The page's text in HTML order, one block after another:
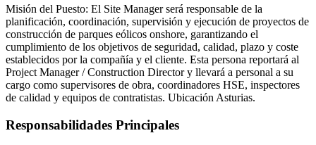
Misión del Puesto: El Site Manager será responsable de la
planificación, coordinación, supervisión y ejecución de proyectos de
construcción de parques eólicos onshore, garantizando el
cumplimiento de los objetivos de seguridad, calidad, plazo y coste
establecidos por la compañía y el cliente. Esta persona reportará al
Project Manager / Construction Director y llevará a personal a su
cargo como supervisores de obra, coordinadores HSE, inspectores
de calidad y equipos de contratistas. Ubicación Asturias.
Responsabilidades Principales